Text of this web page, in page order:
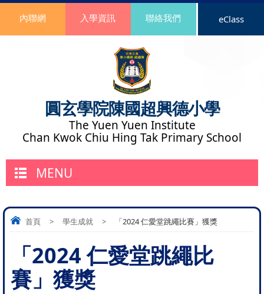
圓玄學院陳國超興德小學
The Yuen Yuen Institute
Chan Kwok Chiu Hing Tak Primary School
內聯網 入學資訊 聯絡我們 eClass
MENU
首頁 > 學生成就 > 「2024 仁愛堂跳繩比賽」獲獎
「2024 仁愛堂跳繩比
賽」獲獎